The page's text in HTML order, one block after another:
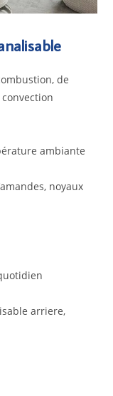
de
ambiante
noyaux
arriere,